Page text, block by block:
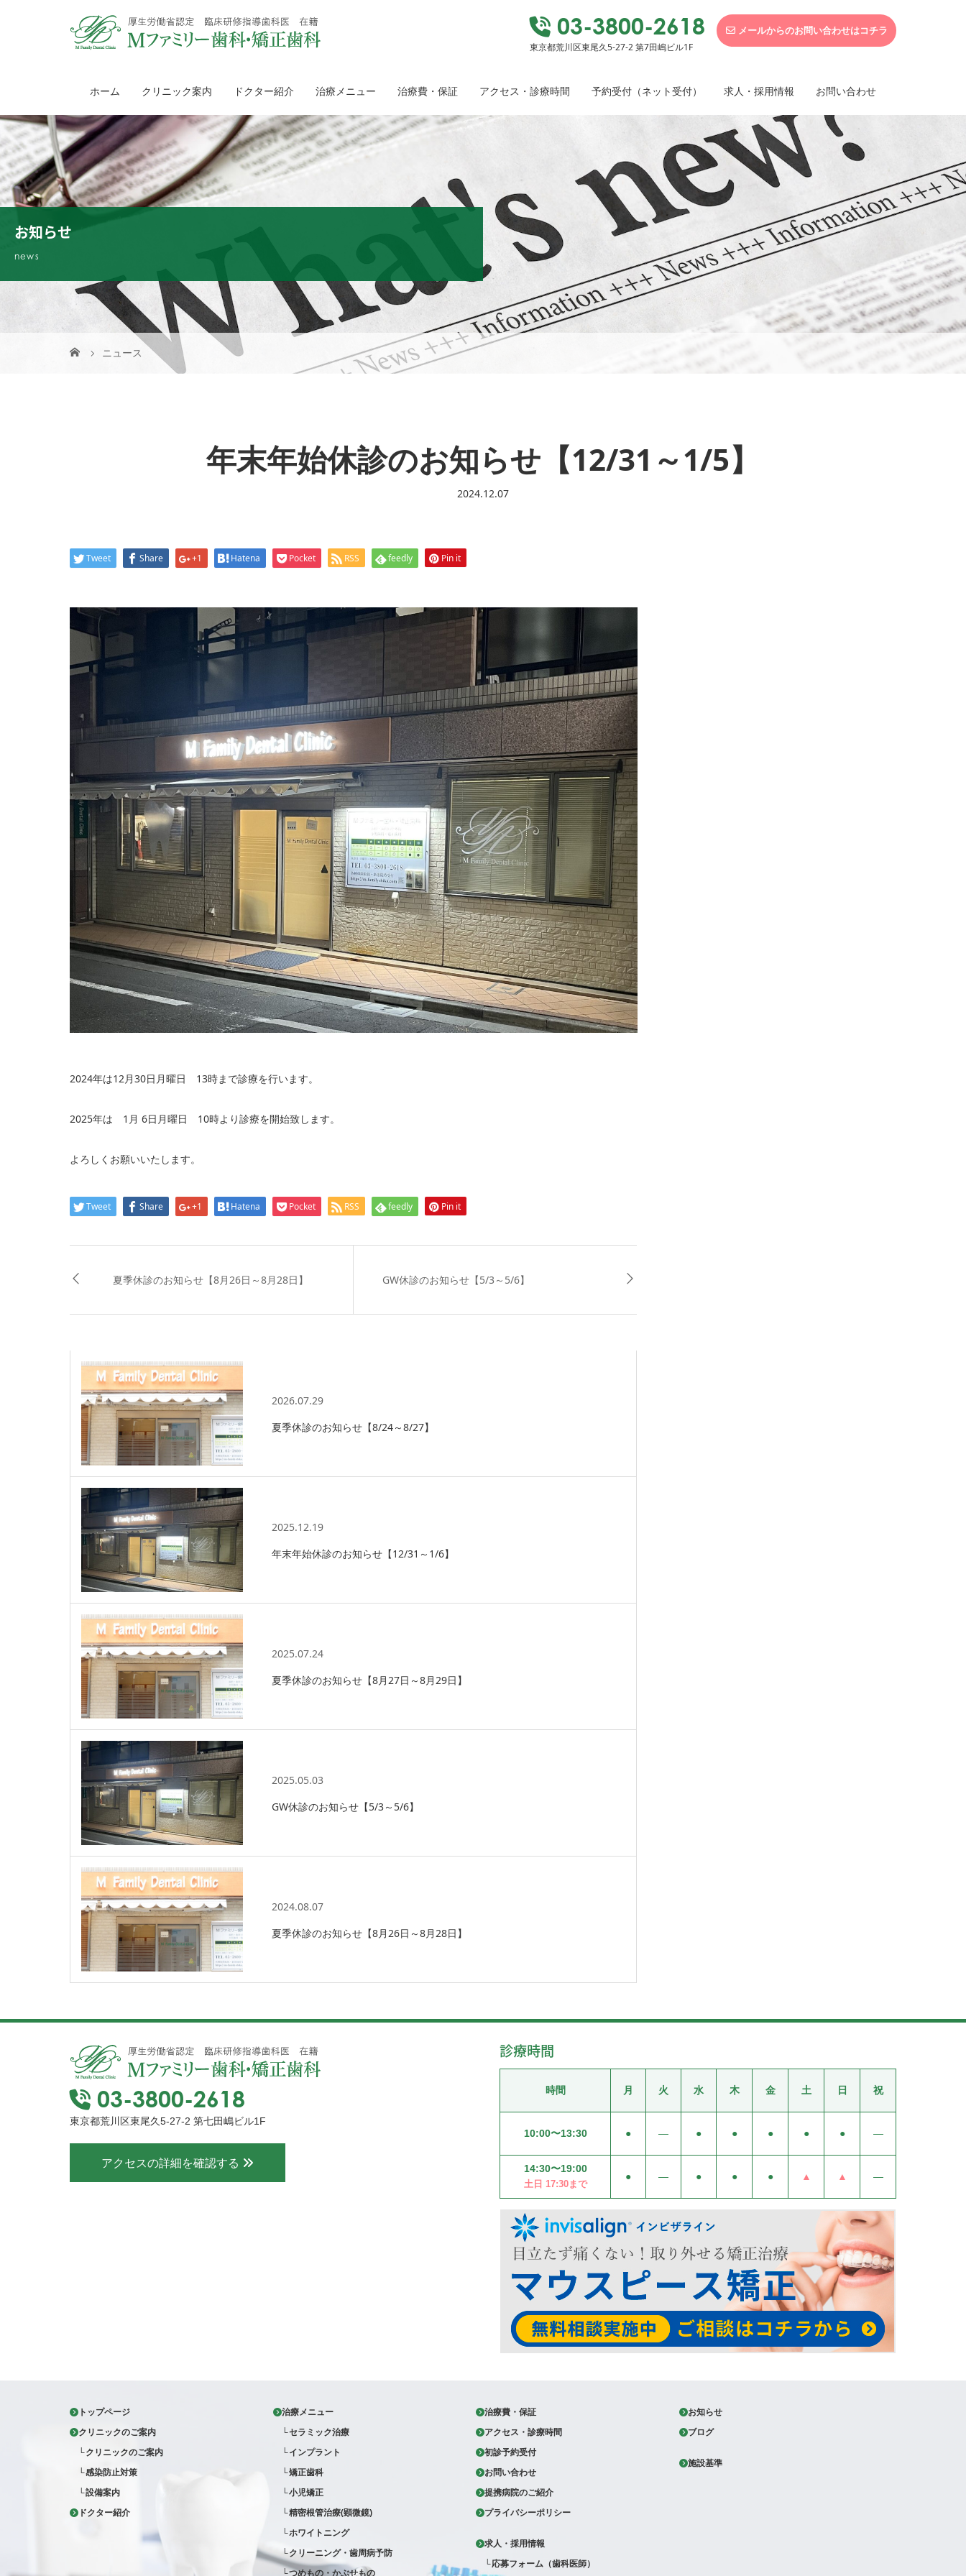
03-3800-2618
東京都荒川区東尾久5-27-2 第7田嶋ビル1F
メールからのお問い合わせはコチラ
ホーム クリニック案内 ドクター紹介 治療メニュー 治療費・保証 アクセス・診療時間 予約受付（ネット受付） 求人・採用情報 お問い合わせ
お知らせ
news
ニュース
年末年始休診のお知らせ【12/31～1/5】
2024.12.07
Tweet Share +1 Hatena Pocket RSS feedly Pin it
2024年は12月30日月曜日 13時まで診療を行います。
2025年は 1月 6日月曜日 10時より診療を開始致します。
よろしくお願いいたします。
Tweet Share +1 Hatena Pocket RSS feedly Pin it
夏季休診のお知らせ【8月26日～8月28日】 GW休診のお知らせ【5/3～5/6】
2026.07.29
夏季休診のお知らせ【8/24～8/27】
2025.12.19
年末年始休診のお知らせ【12/31～1/6】
2025.07.24
夏季休診のお知らせ【8月27日～8月29日】
2025.05.03
GW休診のお知らせ【5/3～5/6】
2024.08.07
夏季休診のお知らせ【8月26日～8月28日】
03-3800-2618
東京都荒川区東尾久5-27-2 第七田嶋ビル1F
アクセスの詳細を確認する
診療時間
時間 月 火 水 木 金 土 日 祝
10:00〜13:30 ● — ● ● ● ● ● —
14:30〜19:00
土日 17:30まで
● — ● ● ● ▲ ▲ —
トップページ
クリニックのご案内
クリニックのご案内
感染防止対策
設備案内
ドクター紹介
治療メニュー
セラミック治療
インプラント
矯正歯科
小児矯正
精密根管治療(顕微鏡)
ホワイトニング
クリーニング・歯周病予防
つめもの・かぶせもの
治療費・保証
アクセス・診療時間
初診予約受付
お問い合わせ
提携病院のご紹介
プライバシーポリシー
求人・採用情報
応募フォーム（歯科医師）
お知らせ
ブログ
施設基準